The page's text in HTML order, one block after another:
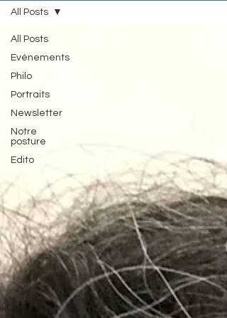
All Posts
Evénements
Philo
Portraits
Newsletter
Notre
posture
Edito
All Posts